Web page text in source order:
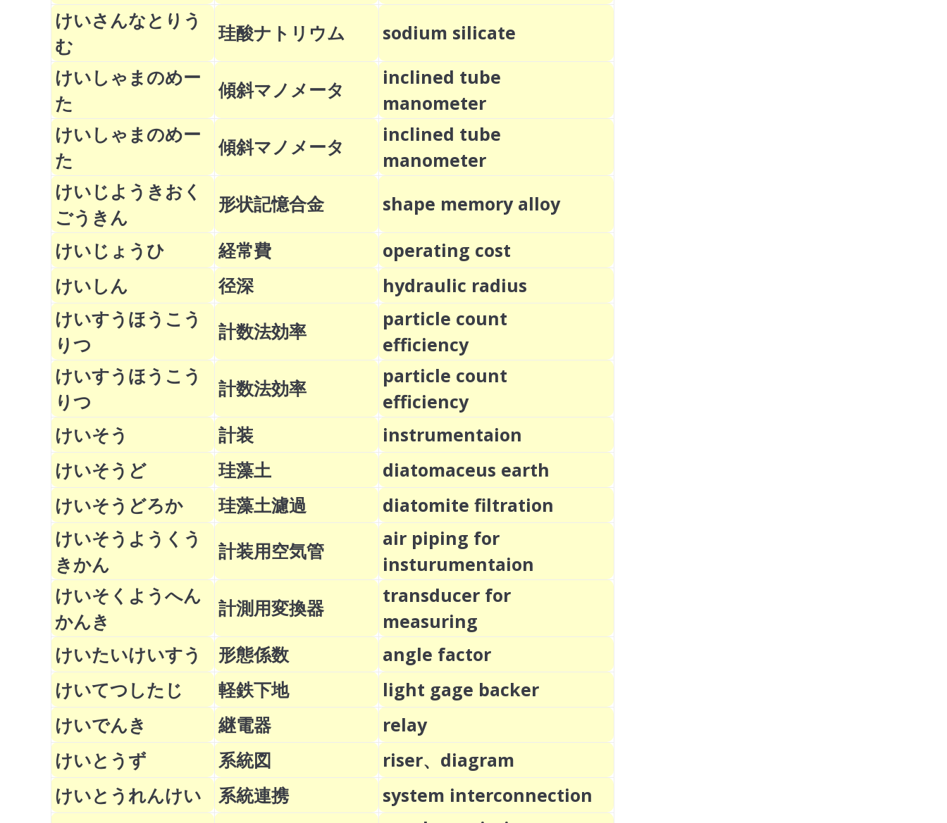
けいさんなとりう
む
珪酸ナトリウム
sodium silicate
けいしゃまのめー
た
傾斜マノメータ
inclined tube
manometer
けいしゃまのめー
た
傾斜マノメータ
inclined tube
manometer
けいじようきおく
ごうきん
形状記憶合金
shape memory alloy
けいじょうひ
経常費
operating cost
けいしん
径深
hydraulic radius
けいすうほうこう
りつ
計数法効率
particle count
efficiency
けいすうほうこう
りつ
計数法効率
particle count
efficiency
けいそう
計装
instrumentaion
けいそうど
珪藻土
diatomaceus earth
けいそうどろか
珪藻土濾過
diatomite filtration
けいそうようくう
きかん
計装用空気管
air piping for
insturumentaion
けいそくようへん
かんき
計測用変換器
transducer for
measuring
けいたいけいすう
形態係数
angle factor
けいてつしたじ
軽鉄下地
light gage backer
けいでんき
継電器
relay
けいとうず
系統図
riser、diagram
けいとうれんけい
系統連携
system interconnection